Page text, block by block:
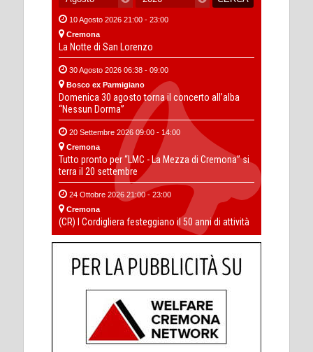
10 Agosto 2026 21:00 - 23:00
Cremona
La Notte di San Lorenzo
30 Agosto 2026 06:38 - 09:00
Bosco ex Parmigiano
Domenica 30 agosto torna il concerto all’alba
“Nessun Dorma”
20 Settembre 2026 09:00 - 14:00
Cremona
Tutto pronto per “LMC - La Mezza di Cremona” si
terra il 20 settembre
24 Ottobre 2026 21:00 - 23:00
Cremona
(CR) I Cordigliera festeggiano il 50 anni di attività